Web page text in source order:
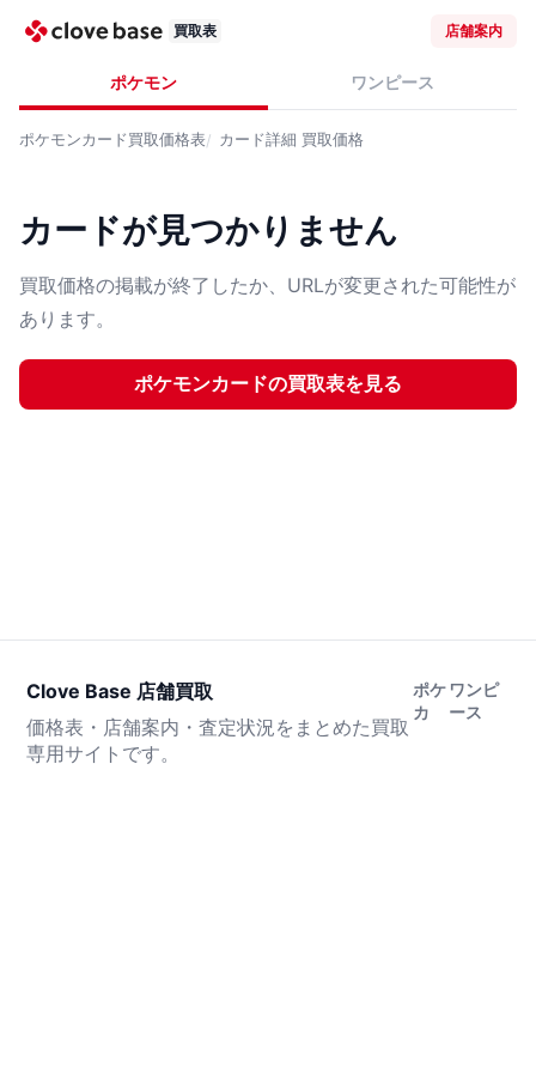
買取表 店舗案内
ポケモン ワンピース
ポケモンカード買取価格表 カード詳細 買取価格
カードが見つかりません
買取価格の掲載が終了したか、URLが変更された可能性が
あります。
ポケモンカードの買取表を見る
Clove Base 店舗買取
価格表・店舗案内・査定状況をまとめた買取
専用サイトです。
ポケ
カ
ワンピ
ース